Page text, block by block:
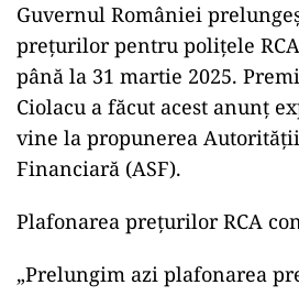
Guvernul României
prețurilor pentru polițele
până la 31 martie 2025.
Ciolacu a făcut acest anunț
vine la propunerea
Financiară (ASF).
Plafonarea prețurilor RCA
„Prelungim azi plafonarea